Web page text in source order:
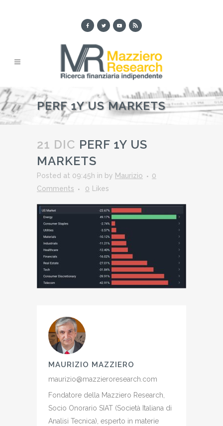
PERF 1Y US MARKETS
21 DIC PERF 1Y US
MARKETS
Posted at 09:45h in by Maurizio
0
Comments
0 Likes
MAURIZIO MAZZIERO
maurizio@mazzieroresearch.com
Fondatore della Mazziero Research,
Socio Onorario SIAT (Società Italiana di
Analisi Tecnica), esperto in materie